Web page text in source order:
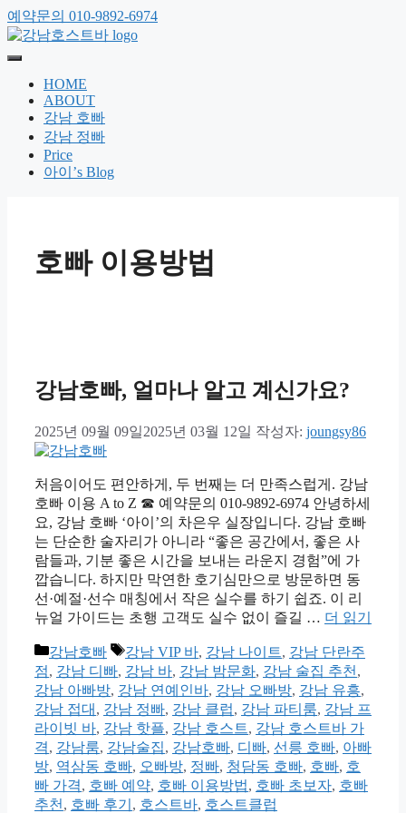
예약문의 010-9892-6974
HOME
ABOUT
강남 호빠
강남 정빠
Price
아이’s Blog
호빠 이용방법
강남호빠, 얼마나 알고 계신가요?
2025년 09월 09일2025년 03월 12일 작성자: joungsy86
처음이어도 편안하게, 두 번째는 더 만족스럽게. 강남
호빠 이용 A to Z ☎ 예약문의 010-9892-6974 안녕하세
요, 강남 호빠 ‘아이’의 차은우 실장입니다. 강남 호빠
는 단순한 술자리가 아니라 “좋은 공간에서, 좋은 사
람들과, 기분 좋은 시간을 보내는 라운지 경험”에 가
깝습니다. 하지만 막연한 호기심만으로 방문하면 동
선·예절·선수 매칭에서 작은 실수를 하기 쉽죠. 이 리
뉴얼 가이드는 초행 고객도 실수 없이 즐길 … 더 읽기
카
테
고
리
강남호빠
태
그
강남 VIP 바, 강남 나이트, 강남 단란주
점, 강남 디빠, 강남 바, 강남 밤문화, 강남 술집 추천 ,
강남 아빠방, 강남 연예인바, 강남 오빠방, 강남 유흥,
강남 접대 , 강남 정빠, 강남 클럽, 강남 파티룸, 강남 프
라이빗 바, 강남 핫플, 강남 호스트, 강남 호스트바 가
격, 강남룸, 강남술집, 강남호빠, 디빠, 선릉 호빠, 아빠
방, 역삼동 호빠, 오빠방, 정빠, 청담동 호빠, 호빠, 호
빠 가격, 호빠 예약, 호빠 이용방법, 호빠 초보자, 호빠
추천 , 호빠 후기 , 호스트바, 호스트클럽